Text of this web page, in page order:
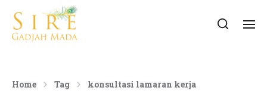
Home Tag konsultasi lamaran kerja